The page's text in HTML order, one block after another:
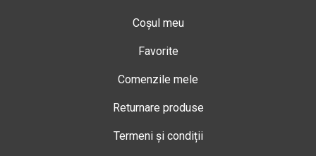
Coșul meu
Favorite
Comenzile mele
Returnare produse
Termeni și condiții